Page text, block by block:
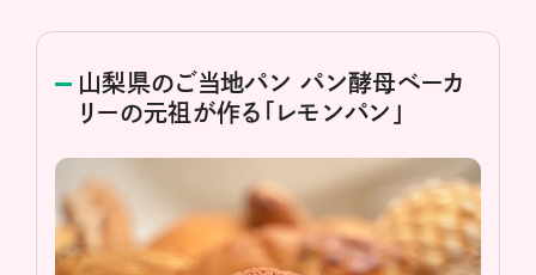
山梨県のご当地パン パン酵母ベーカ
リーの元祖が作る「レモンパン」